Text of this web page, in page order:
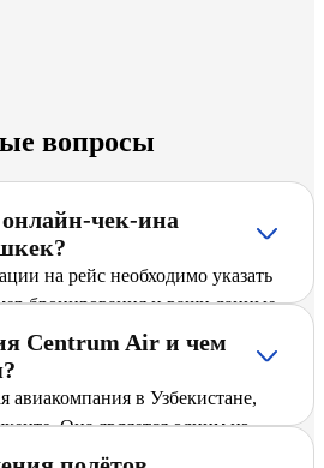
вопросы
чек-ина
на рейс необходимо указать
бронирования и ваши данные
аэропорт вылета). После ввода
сохранить
Centrum Air и чем
авиакомпания в Узбекистане,
Она является одним из
Узбекистана и предлагает